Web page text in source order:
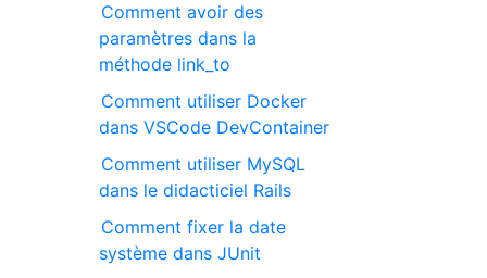
Comment avoir des
paramètres dans la
méthode link_to
Comment utiliser Docker
dans VSCode DevContainer
Comment utiliser MySQL
dans le didacticiel Rails
Comment fixer la date
système dans JUnit